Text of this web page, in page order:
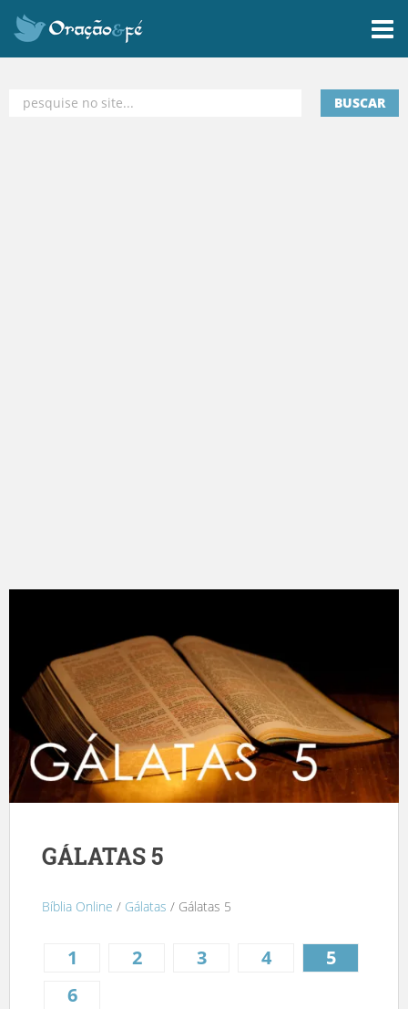
GÁLATAS 5
Bíblia Online / Gálatas / Gálatas 5
1 2 3 4
5
6